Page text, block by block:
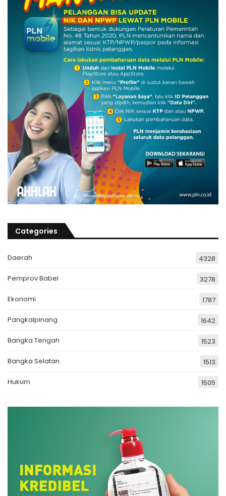
Categories
Daerah 4328
Pemprov Babel 3278
Ekonomi 1787
Pangkalpinang 1642
Bangka Tengah 1523
Bangka Selatan 1513
Hukum 1505